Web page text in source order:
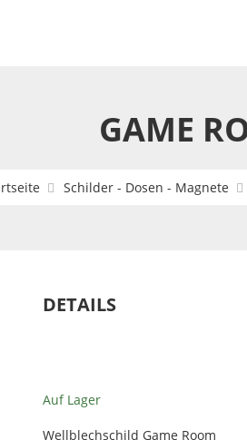
GAME
Schilder - Dosen - Magnete
DETAILS
Auf Lager
Wellblechschild Game Room